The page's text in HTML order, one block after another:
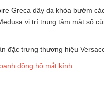
Greca dây da khóa bướm
vị trí trung tâm mặt số
đặc trưng thương hiệu
đồng hồ mắt kính